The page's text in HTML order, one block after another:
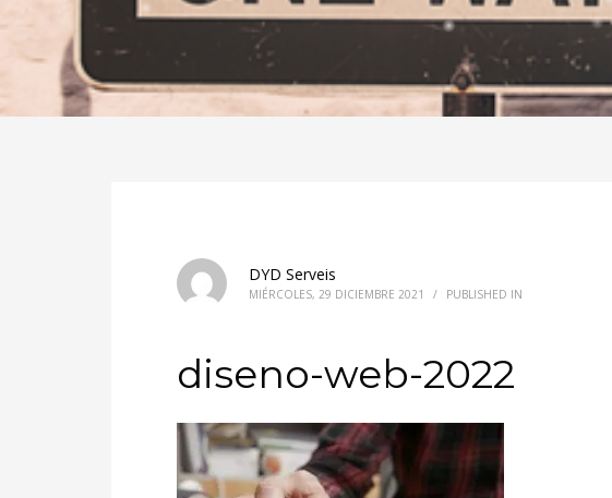
DYD Serveis
MIÉRCOLES, 29 DICIEMBRE 2021 / PUBLISHED IN
diseno-web-2022